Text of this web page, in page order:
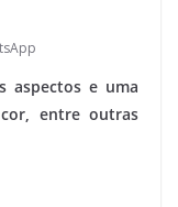
aspectos e uma
entre outras